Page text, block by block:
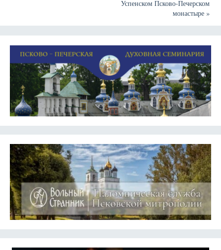
Успенском Псково-Печерском
монастыре»